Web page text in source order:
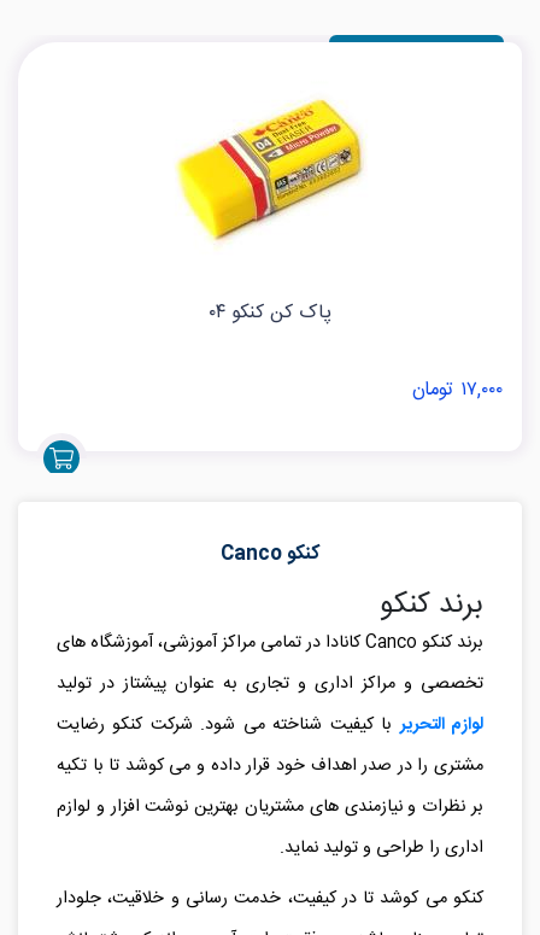
پاک کن کنکو ۰۴
۱۷,۰۰۰ تومان
کنکو Canco
برند کنکو
برند کنکو Cancoکانادا در تمامی مراکز آموزشی، آموزشگاه های
تخصصی و مراکز اداری و تجاری به عنوان پیشتاز در تولید
لوازم التحریربا کیفیت شناخته می شود. شرکت کنکو رضایت
مشتری را در صدر اهداف خود قرار داده و می کوشد تا با تکیه
بر نظرات و نیازمندی های مشتریان بهترین نوشت افزار و لوازم
اداری را طراحی و تولید نماید.
کنکو می کوشد تا در کیفیت، خدمت رسانی و خلاقیت، جلودار